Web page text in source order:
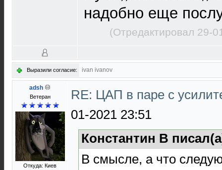
надобно еще
(Отредактировал 29-
Выразили согласие: ivan ivanov
adsh
Ветеран
Откуда: Киев
RE: ЦАП в паре с
01-2021 23:51
Константин В
В смысле, а что